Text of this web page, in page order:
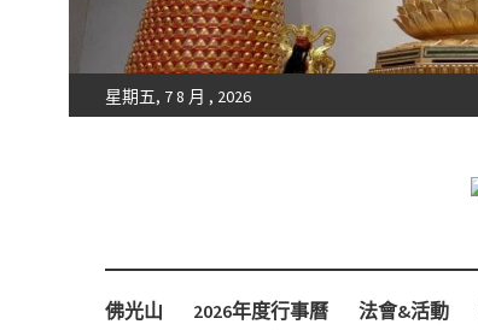
星期五, 7 8 月 , 2026
佛光山 2026年度行事曆 法會&活動